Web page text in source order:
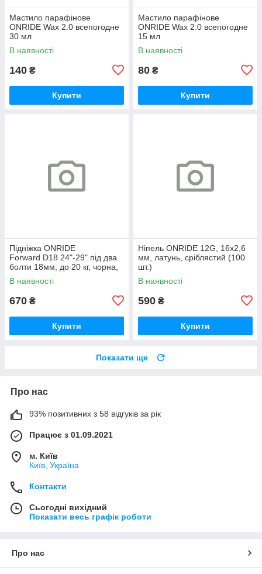
Мастило парафінове
ONRIDE Wax 2.0 всепогодне
30 мл
В наявності
140 ₴
Купити
Мастило парафінове
ONRIDE Wax 2.0 всепогодне
15 мл
В наявності
80 ₴
Купити
Підніжка ONRIDE
Forward D18 24"-29" під два
болти 18мм, до 20 кг, чорна,
polybag
В наявності
670 ₴
Купити
Ніпель ONRIDE 12G, 16x2,6
мм, латунь, сріблястий (100
шт.)
В наявності
590 ₴
Купити
Показати ще
Про нас
93% позитивних з 58 відгуків за рік
Працює з 01.09.2021
м. Київ
Київ, Україна
Контакти
Сьогодні вихідний
Показати весь графік роботи
Про нас